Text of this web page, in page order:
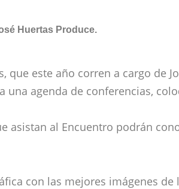
Huertas Produce.
este año corren a cargo de
una agenda de conferencias,
asistan al Encuentro podrán
con las mejores imágenes de